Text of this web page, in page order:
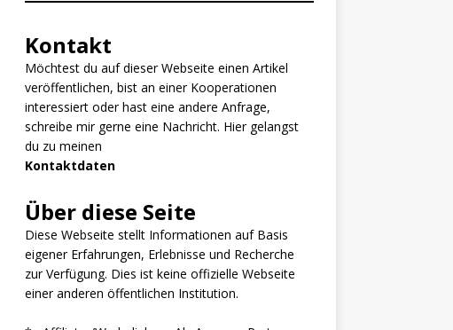
Kontakt
Möchtest du auf dieser Webseite einen Artikel
veröffentlichen, bist an einer Kooperationen
interessiert oder hast eine andere Anfrage,
schreibe mir gerne eine Nachricht. Hier gelangst
du zu meinen
Kontaktdaten
Über diese Seite
Diese Webseite stellt Informationen auf Basis
eigener Erfahrungen, Erlebnisse und Recherche
zur Verfügung. Dies ist keine offizielle Webseite
einer anderen öffentlichen Institution.